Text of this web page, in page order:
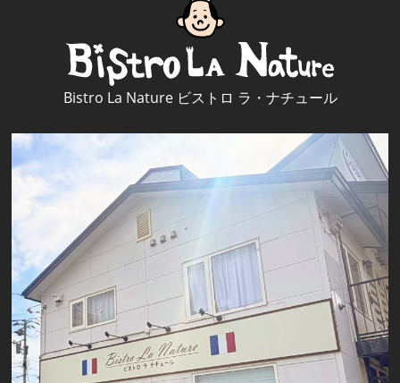
Bistro La Nature ビストロ ラ・ナチュール